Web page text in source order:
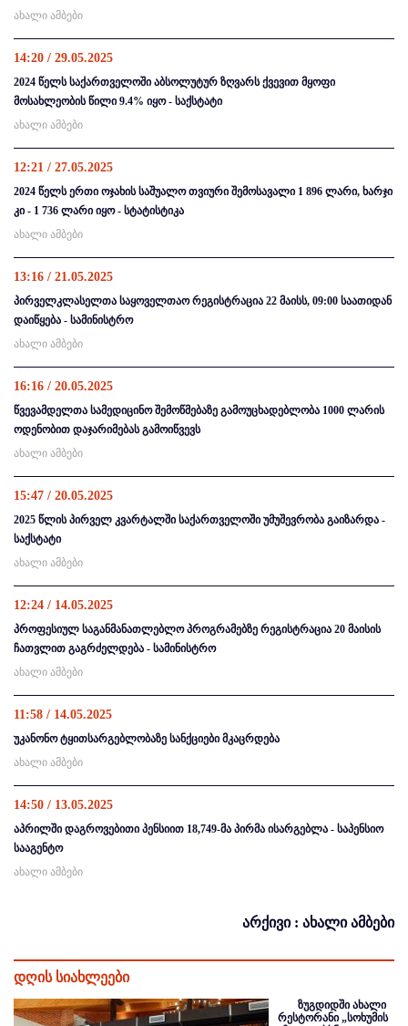
ახალი ამბები
14:20 / 29.05.2025
2024 წელს საქართველოში აბსოლუტურ ზღვარს ქვევით მყოფი
მოსახლეობის წილი 9.4% იყო - საქსტატი
ახალი ამბები
12:21 / 27.05.2025
2024 წელს ერთი ოჯახის საშუალო თვიური შემოსავალი 1 896 ლარი, ხარჯი
კი - 1 736 ლარი იყო - სტატისტიკა
ახალი ამბები
13:16 / 21.05.2025
პირველკლასელთა საყოველთაო რეგისტრაცია 22 მაისს, 09:00 საათიდან
დაიწყება - სამინისტრო
ახალი ამბები
16:16 / 20.05.2025
წვევამდელთა სამედიცინო შემოწმებაზე გამოუცხადებლობა 1000 ლარის
ოდენობით დაჯარიმებას გამოიწვევს
ახალი ამბები
15:47 / 20.05.2025
2025 წლის პირველ კვარტალში საქართველოში უმუშევრობა გაიზარდა -
საქსტატი
ახალი ამბები
12:24 / 14.05.2025
პროფესიულ საგანმანათლებლო პროგრამებზე რეგისტრაცია 20 მაისის
ჩათვლით გაგრძელდება - სამინისტრო
ახალი ამბები
11:58 / 14.05.2025
უკანონო ტყითსარგებლობაზე სანქციები მკაცრდება
ახალი ამბები
14:50 / 13.05.2025
აპრილში დაგროვებითი პენსიით 18,749-მა პირმა ისარგებლა - საპენსიო
სააგენტო
ახალი ამბები
არქივი : ახალი ამბები
დღის სიახლეები
ზუგდიდში ახალი
რესტორანი „სოხუმის